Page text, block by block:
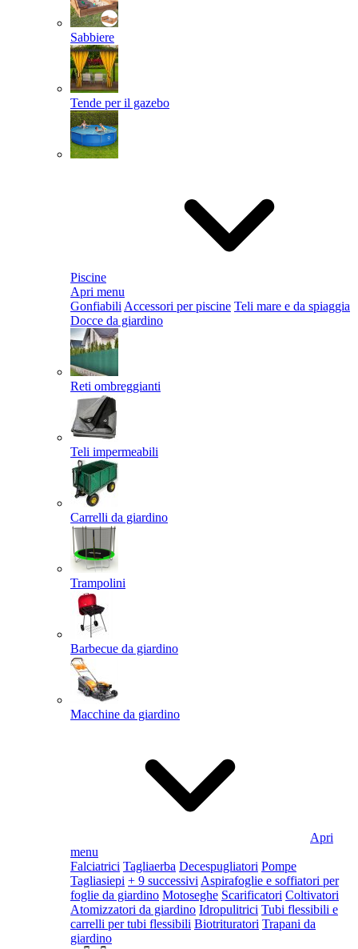
Sabbiere
Tende per il gazebo
Piscine
Apri menu
Gonfiabili Accessori per piscine Teli mare e da spiaggia
Docce da giardino
Reti ombreggianti
Teli impermeabili
Carrelli da giardino
Trampolini
Barbecue da giardino
Macchine da giardino
Apri
menu
Falciatrici Tagliaerba Decespugliatori Pompe
Tagliasiepi + 9 successivi Aspirafoglie e soffiatori per
foglie da giardino Motoseghe Scarificatori Coltivatori
Atomizzatori da giardino Idropulitrici Tubi flessibili e
carrelli per tubi flessibili Biotrituratori Trapani da
giardino